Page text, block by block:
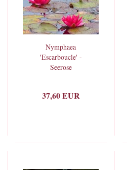
Nymphaea
'Escarboucle' -
Seerose
37,60 EUR